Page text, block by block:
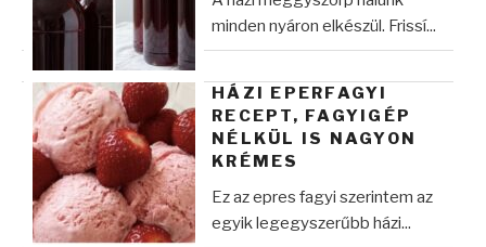
minden nyáron elkészül. Frissí...
HÁZI EPERFAGYI
RECEPT, FAGYIGÉP
NÉLKÜL IS NAGYON
KRÉMES
Ez az epres fagyi szerintem az
egyik legegyszerűbb házi...